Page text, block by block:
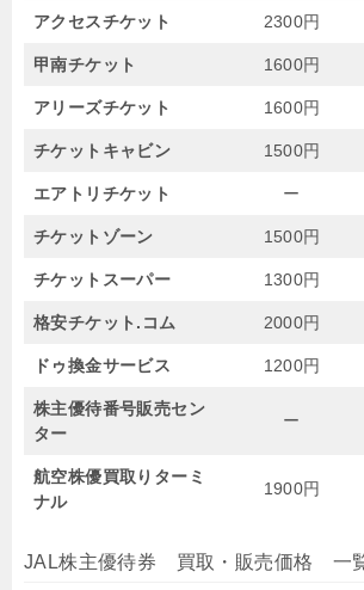
アクセスチケット 2300円
甲南チケット 1600円
アリーズチケット 1600円
チケットキャビン 1500円
エアトリチケット ー
チケットゾーン 1500円
チケットスーパー 1300円
格安チケット.コム 2000円
ドゥ換金サービス 1200円
株主優待番号販売セン
ター
ー
航空株優買取りターミ
ナル
1900円
JAL株主優待券 買取・販売価格 一